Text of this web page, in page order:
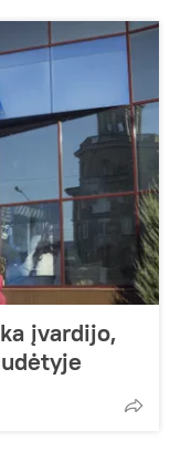
įvardijo,